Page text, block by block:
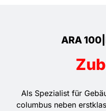
ARA
Als Spezialist für
columbus neben